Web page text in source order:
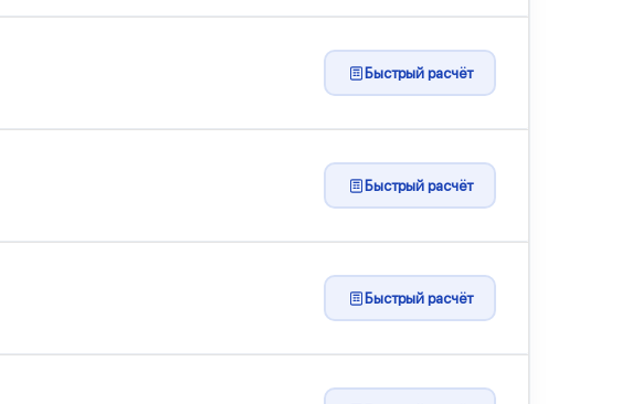
Быстрый расчёт
Быстрый расчёт
Быстрый расчёт